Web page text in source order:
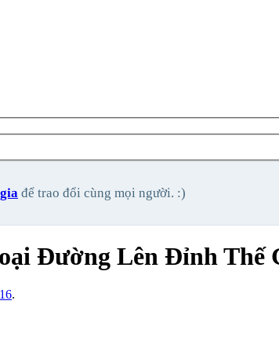
để trao đổi cùng mọi người. :)
Đường Lên Đỉnh Thế
.